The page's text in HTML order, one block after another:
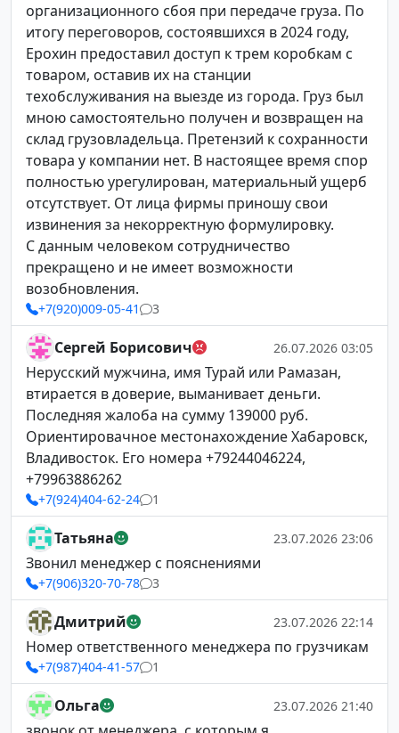
организационного сбоя при передаче груза. По
итогу переговоров, состоявшихся в 2024 году,
Ерохин предоставил доступ к трем коробкам с
товаром, оставив их на станции
техобслуживания на выезде из города. Груз был
мною самостоятельно получен и возвращен на
склад грузовладельца. Претензий к сохранности
товара у компании нет. В настоящее время спор
полностью урегулирован, материальный ущерб
отсутствует. От лица фирмы приношу свои
извинения за некорректную формулировку.
С данным человеком сотрудничество
прекращено и не имеет возможности
возобновления.
+7(920)009-05-41 3
Сергей Борисович 26.07.2026 03:05
Нерусский мужчина, имя Турай или Рамазан,
втирается в доверие, выманивает деньги.
Последняя жалоба на сумму 139000 руб.
Ориентировачное местонахождение Хабаровск,
Владивосток. Его номера +79244046224,
+79963886262
+7(924)404-62-24 1
Татьяна 23.07.2026 23:06
Звонил менеджер с пояснениями
+7(906)320-70-78 3
Дмитрий 23.07.2026 22:14
Номер ответственного менеджера по грузчикам
+7(987)404-41-57 1
Ольга 23.07.2026 21:40